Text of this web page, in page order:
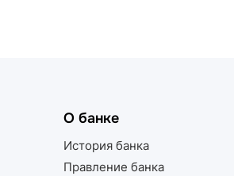
О банке
История банка
Правление банка